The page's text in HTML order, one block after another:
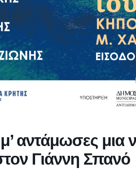
αντάμωσες μια
Γιάννη Σπανό